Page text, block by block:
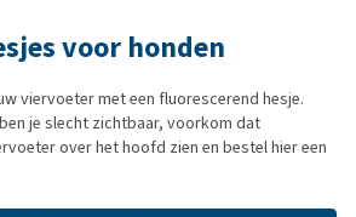
voor honden
viervoeter met een fluorescerend hesje.
je slecht zichtbaar, voorkom dat
over het hoofd zien en bestel hier een